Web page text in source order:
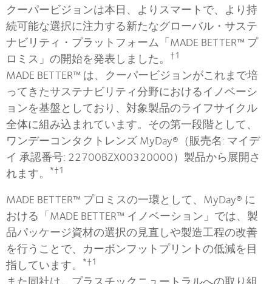
クーパービジョンは本日、よりスマートで、より持
続可能な選択に注力する新たなグローバル・サステ
ナビリティ・プラットフォーム「MADE BETTER™ プ
ロミス」の開始を発表しました。 †1
MADE BETTER™ は、クーパービジョンがこれまで培
ってきたサステナビリティ分野におけるイノベーシ
ョンを基盤としており、対象製品のライフサイクル
全体に組み込まれています。その第一段階として、
ワンデーコンタクトレンズ MyDay®（販売名: マイデ
イ 承認番号: 22700BZX00320000）製品から展開さ
れます。 *†1
MADE BETTER™ プロミスの一環として、MyDay® に
おける「MADE BETTER™ イノベーション」では、製
品パッケージ資材の選択の見直しや製造工程の改善
を行うことで、カーボンフットプリントの低減を目
指しています。 *†1